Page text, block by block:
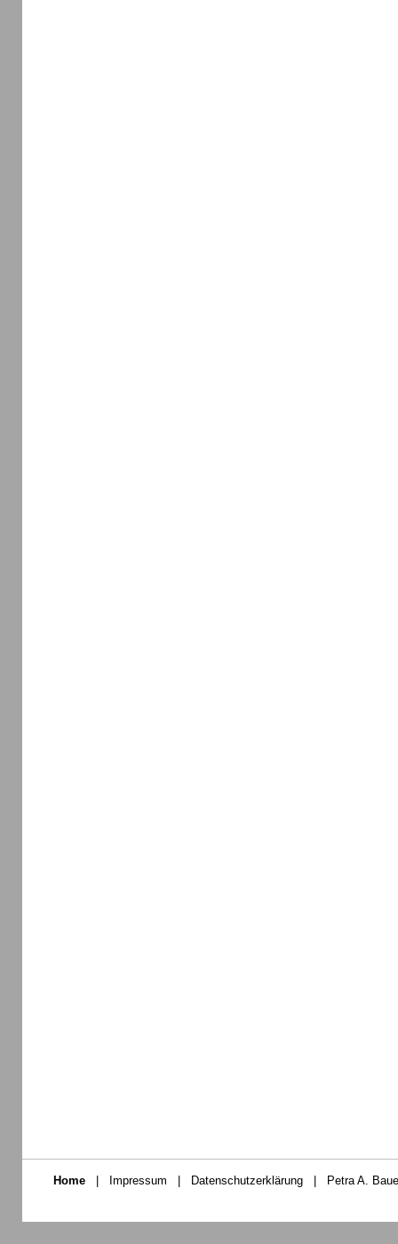
Home Impressum Datenschutzerklärung Petra A.